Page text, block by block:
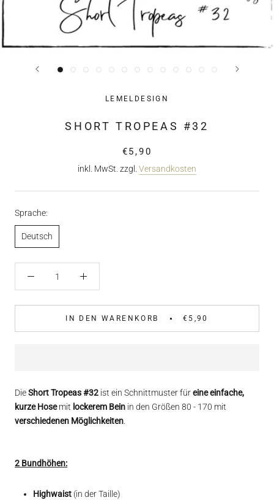
LEMELDESIGN
SHORT TROPEAS #32
€5,90
inkl. MwSt. zzgl. Versandkosten
Sprache:
Deutsch
IN DEN WARENKORB €5,90
DieShort Tropeas #32 ist ein Schnittmuster füreine einfache,
kurze Hosemit lockerem Bein in den Größen 80 - 170 mit
verschiedenen Möglichkeiten.
2 Bundhöhen:
Highwaist (in der Taille)